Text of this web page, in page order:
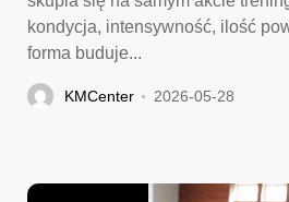
kondycja, intensywność, ilość
forma buduje...
KMCenter 2026-05-28